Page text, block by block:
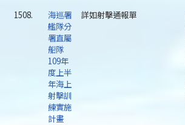
1508.
海巡署
艦隊分
署直屬
船隊
109年
度上半
年海上
射擊訓
練實施
計畫
詳如射擊通報單